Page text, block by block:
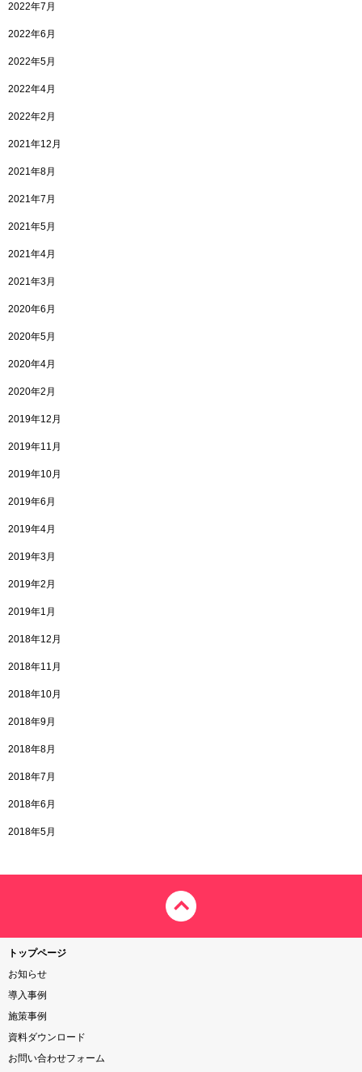
2022年7月
2022年6月
2022年5月
2022年4月
2022年2月
2021年12月
2021年8月
2021年7月
2021年5月
2021年4月
2021年3月
2020年6月
2020年5月
2020年4月
2020年2月
2019年12月
2019年11月
2019年10月
2019年6月
2019年4月
2019年3月
2019年2月
2019年1月
2018年12月
2018年11月
2018年10月
2018年9月
2018年8月
2018年7月
2018年6月
2018年5月
トップページ
お知らせ
導入事例
施策事例
資料ダウンロード
お問い合わせフォーム